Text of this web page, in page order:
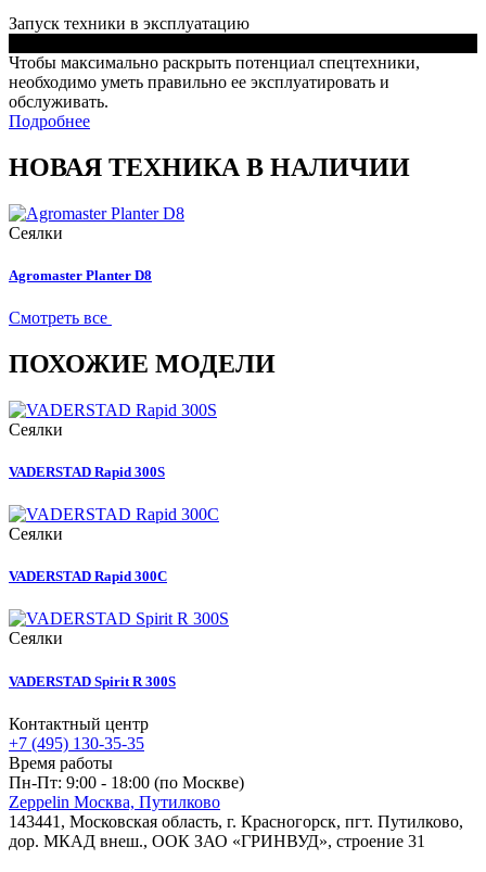
Запуск техники в эксплуатацию
Чтобы максимально раскрыть потенциал спецтехники,
необходимо уметь правильно ее эксплуатировать и
обслуживать.
Подробнее
НОВАЯ ТЕХНИКА В НАЛИЧИИ
Сеялки
Agromaster Planter D8
Смотреть все
ПОХОЖИЕ МОДЕЛИ
Сеялки
VADERSTAD Rapid 300S
Сеялки
VADERSTAD Rapid 300C
Сеялки
VADERSTAD Spirit R 300S
Контактный центр
+7 (495) 130-35-35
Время работы
Пн-Пт: 9:00 - 18:00 (по Москве)
Zeppelin Москва, Путилково
143441, Московская область, г. Красногорск, пгт. Путилково,
дор. МКАД внеш., ООК ЗАО «ГРИНВУД», строение 31